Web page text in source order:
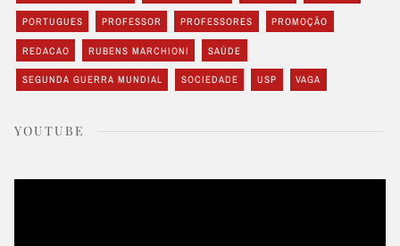
PORTUGUES PROFESSOR PROFESSORES PROMOÇÃO
REDACAO RUBENS MARCHIONI SAÚDE
SEGUNDA GUERRA MUNDIAL SOCIEDADE USP VAGA
YOUTUBE